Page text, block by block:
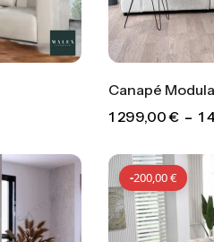
Canapé
1 299,00€ – 1
-200,00€